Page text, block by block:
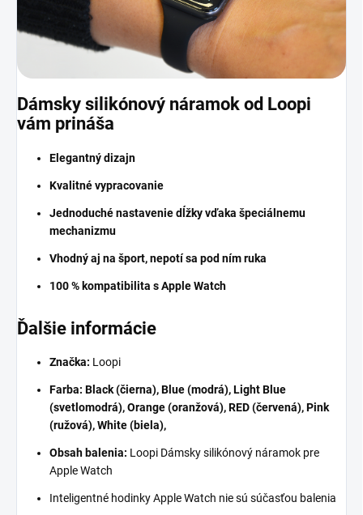
Dámsky silikónový náramok od Loopi
vám prináša
Elegantný dizajn
Kvalitné vypracovanie
Jednoduché nastavenie dĺžky vďaka špeciálnemu
mechanizmu
Vhodný aj na šport, nepotí sa pod ním ruka
100 % kompatibilita s Apple Watch
Ďalšie informácie
Značka: Loopi
Farba: Black (čierna), Blue (modrá), Light Blue
(svetlomodrá), Orange (oranžová), RED (červená), Pink
(ružová), White (biela),
Obsah balenia: Loopi Dámsky silikónový náramok pre
Apple Watch
Inteligentné hodinky Apple Watch nie sú súčasťou balenia